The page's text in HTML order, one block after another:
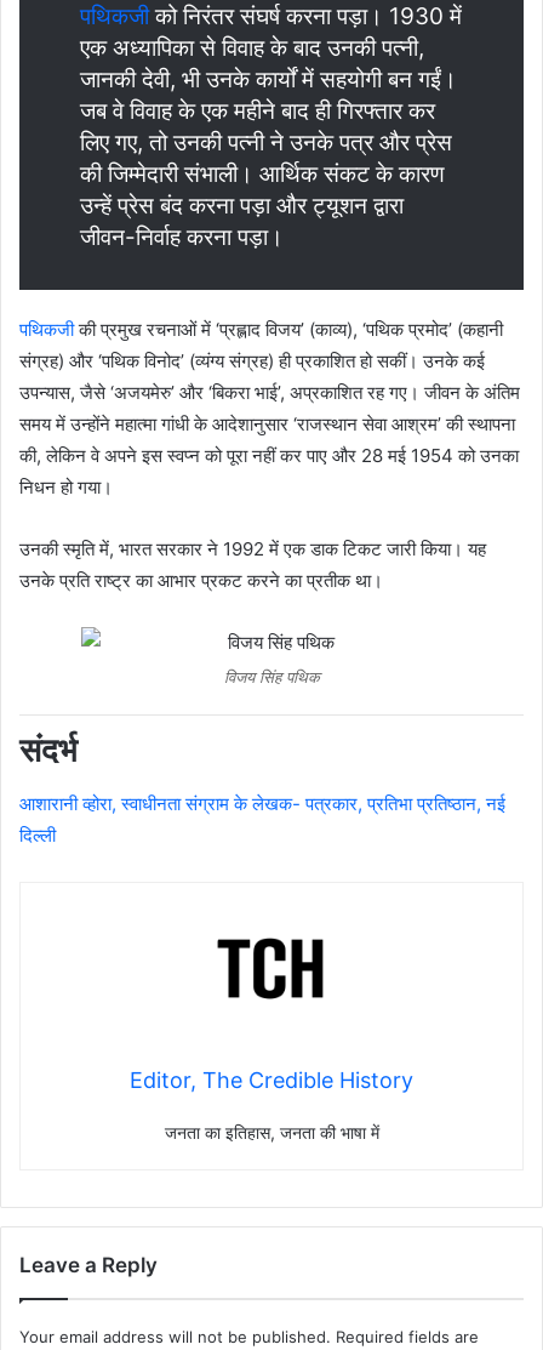
पथिकजीको निरंतर संघर्ष करना पड़ा। 1930 में
एक अध्यापिका से विवाह के बाद उनकी पत्नी,
जानकी देवी, भी उनके कार्यों में सहयोगी बन गईं।
जब वे विवाह के एक महीने बाद ही गिरफ्तार कर
लिए गए, तो उनकी पत्नी ने उनके पत्र और प्रेस
की जिम्मेदारी संभाली। आर्थिक संकट के कारण
उन्हें प्रेस बंद करना पड़ा और ट्यूशन द्वारा
जीवन-निर्वाह करना पड़ा।
पथिकजीकी प्रमुख रचनाओं में ‘प्रह्लाद विजय’ (काव्य), ‘पथिक प्रमोद’ (कहानी
संग्रह) और ‘पथिक विनोद’ (व्यंग्य संग्रह) ही प्रकाशित हो सकीं। उनके कई
उपन्यास, जैसे ‘अजयमेरु’ और ‘बिकरा भाई’, अप्रकाशित रह गए। जीवन के अंतिम
समय में उन्होंने महात्मा गांधी के आदेशानुसार ‘राजस्थान सेवा आश्रम’ की स्थापना
की, लेकिन वे अपने इस स्वप्न को पूरा नहीं कर पाए और 28 मई 1954 को उनका
निधन हो गया।
उनकी स्मृति में, भारत सरकार ने 1992 में एक डाक टिकट जारी किया। यह
उनके प्रति राष्ट्र का आभार प्रकट करने का प्रतीक था।
विजय सिंह पथिक
संदर्भ
आशारानी व्होरा, स्वाधीनता संग्राम के लेखक- पत्रकार, प्रतिभा प्रतिष्ठान, नई
दिल्ली
Editor, The Credible History
जनता का इतिहास, जनता की भाषा में
Leave a Reply
Your email address will not be published. Required fields are